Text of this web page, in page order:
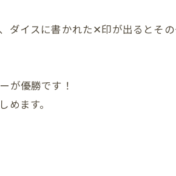
ダイスに書かれた✕印が出るとそ
が優勝です！
ます。